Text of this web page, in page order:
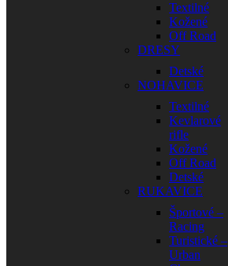
Textilné
Kožené
Off Road
DRESY
Detské
NOHAVICE
Textilné
Kevlarové
rifle
Kožené
Off Road
Detské
RUKAVICE
Športové –
Racing
Turistické –
Urban